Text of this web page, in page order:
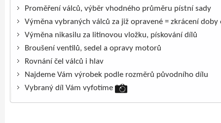
Proměření válců, výběr vhodného průměru pístní sady
Výměna vybraných válců za již opravené = zkrácení doby
Výměna nikasilu za litinovou vložku, pískování dílů
Broušení ventilů, sedel a opravy motorů
Rovnání čel válců i hlav
Najdeme Vám výrobek podle rozměrů původního dílu
Vybraný díl Vám vyfotíme